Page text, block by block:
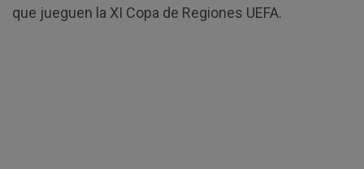
que jueguen la XI Copa de Regiones UEFA.